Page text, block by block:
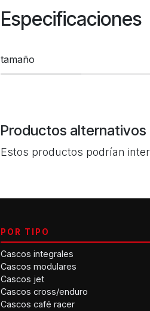
Especificaciones
tamaño
Productos alternativos
Estos productos podrían
POR TIPO
Cascos integrales
Cascos modulares
Cascos jet
Cascos cross/enduro
Cascos café racer